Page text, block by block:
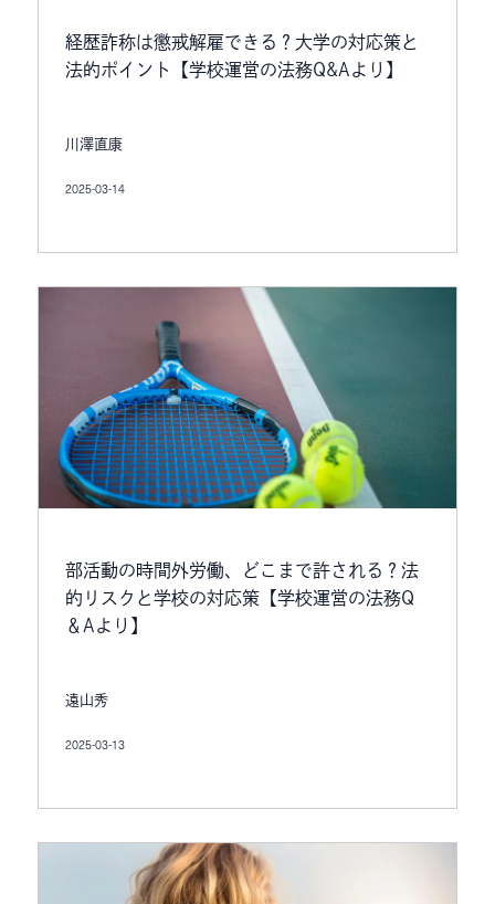
経歴詐称は懲戒解雇できる？大学の対応策と
法的ポイント【学校運営の法務Q&Aより】
川澤直康
2025-03-14
部活動の時間外労働、どこまで許される？法
的リスクと学校の対応策【学校運営の法務Q
＆Aより】
遠山秀
2025-03-13